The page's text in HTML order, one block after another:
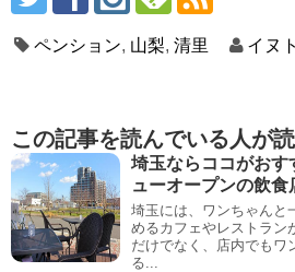
ペンション, 山梨, 清里 イヌ
この記事を読んでいる人が
埼玉ならココがおす
ューオープンの飲食
埼玉には、ワンちゃんと
めるカフェやレストラン
だけでなく、店内でもワ
る...